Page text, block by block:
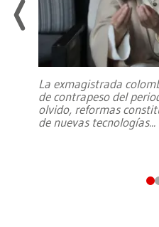
La exmagistrada
de contrapeso del
olvido, reformas
de nuevas tecnologías...